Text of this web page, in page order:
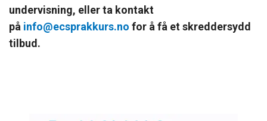
undervisning, eller ta kontakt
på info@ecsprakkurs.no for å få et skreddersydd
tilbud.